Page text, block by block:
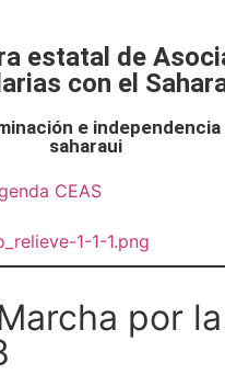
estatal de
con el
e
saharaui
CEAS
por